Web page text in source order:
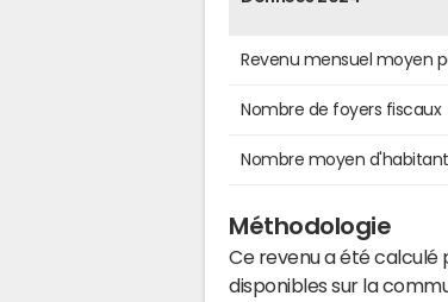
Revenu mensuel moyen
Nombre de foyers fiscaux
Nombre moyen
Méthodologie
Ce revenu a été calculé
disponibles sur la